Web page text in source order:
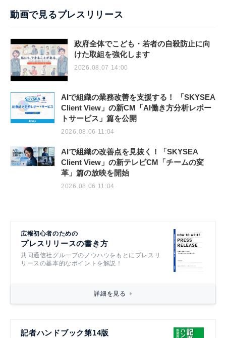
動画で見るプレスリリース
政府全体でこども・若者の自殺防止に向
けた取組を強化します
2026.08.07 14:00
AIで組織の業務改善を支援する！ 「SKYSEA
Client View」の新CM「AI働き方分析レポー
トサービス」篇を公開
2026.08.06 11:04
AIで組織の改善点を見抜く！「SKYSEA
Client View」の新テレビCM「チームの変
革」篇の放映を開始
2026.08.06 11:04
広報初心者のための
プレスリリースの書き方
共同通信社グループのノウハウをもとにプレスリ
リースの基本的なポイントを解説！
詳細を見る
記者ハンドブック第14版